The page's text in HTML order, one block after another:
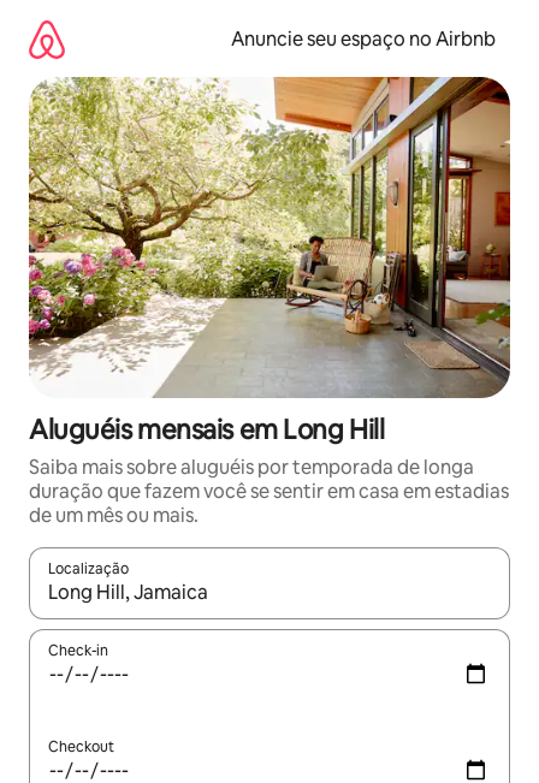
para
conteúdo
Anuncie seu espaço no Airbnb
Aluguéis mensais em Long Hill
Saiba mais sobre aluguéis por temporada de longa
duração que fazem você se sentir em casa em estadias
de um mês ou mais.
Localização
Quando os resultados estiverem disponíveis, explore-os
Check-in
Checkout